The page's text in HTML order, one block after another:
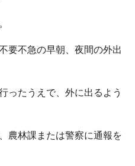
要不急の早朝、夜間の外出
ったうえで、外に出るよう
農林課または警察に通報を